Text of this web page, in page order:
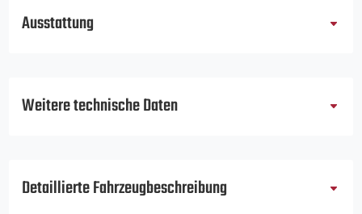
Ausstattung
Weitere technische Daten
Detaillierte Fahrzeugbeschreibung